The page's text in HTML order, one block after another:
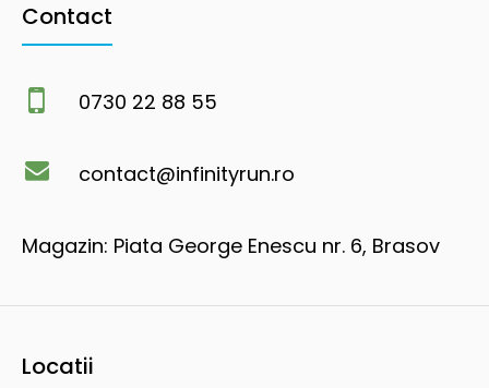
Contact
0730 22 88 55
contact@infinityrun.ro
Magazin: Piata George Enescu nr. 6, Brasov
Locatii